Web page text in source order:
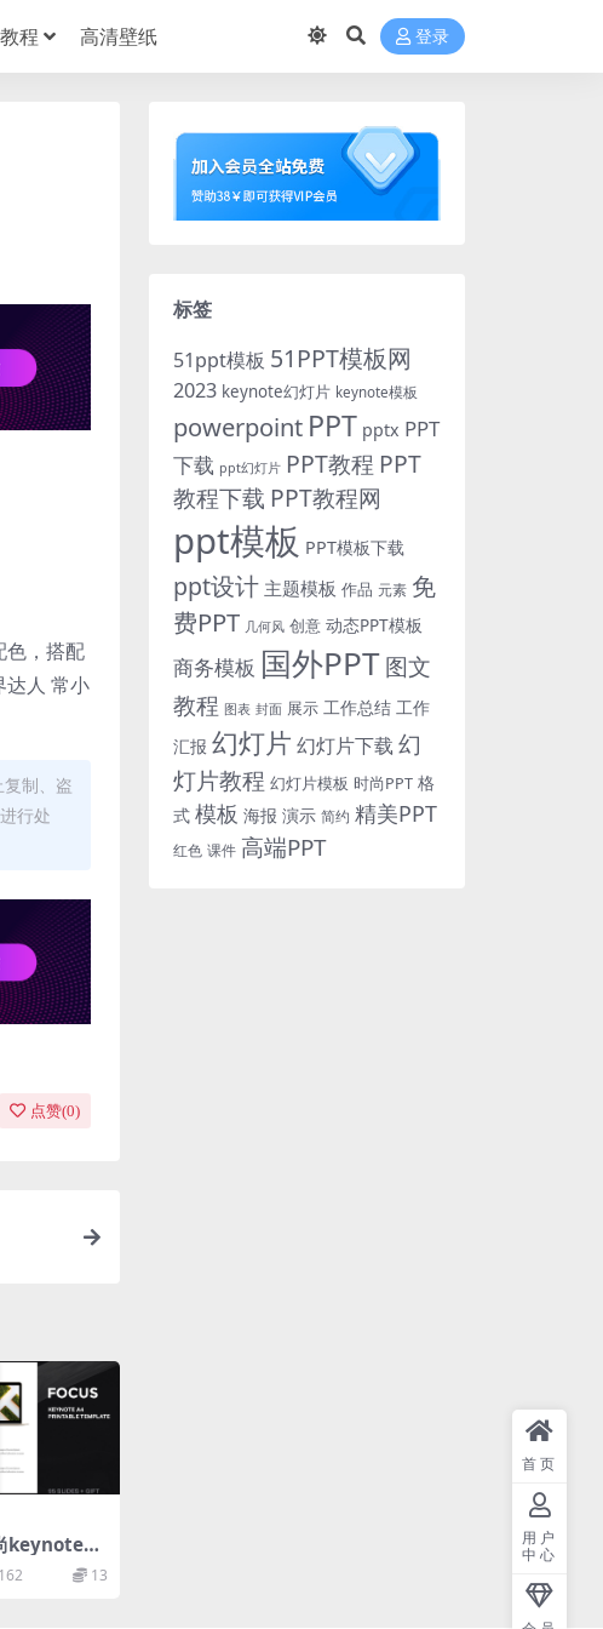
程 高清壁纸 登录
色，搭配
达人 常小
制、盗
行处
点赞(0)
keynote模
Keynote
162 13
标签
51ppt模板 51PPT模板网
2023 keynote幻灯片 keynote模板
powerpoint PPT pptx PPT
下载 ppt幻灯片 PPT教程 PPT
教程下载 PPT教程网
ppt模板 PPT模板下载
ppt设计 主题模板 作品 元素 免
费PPT 几何风 创意 动态PPT模板
商务模板 国外PPT图文
教程 图表 封面 展示 工作总结 工作
汇报 幻灯片 幻灯片下载 幻
灯片教程 幻灯片模板 时尚PPT 格
式 模板 海报 演示 简约 精美PPT
红色 课件 高端PPT
首页
用户
中心